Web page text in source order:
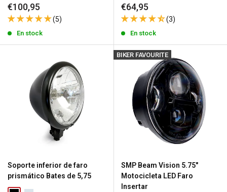
Precio
de
venta
€100,95
(5)
En stock
Precio
de
venta
€64,95
(3)
En stock
Soporte inferior de faro
prismático Bates de 5,75
BIKER FAVOURITE
SMP Beam Vision 5.75"
Motocicleta LED Faro
Insertar